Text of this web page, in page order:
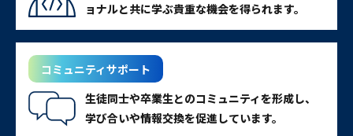
ョナルと共に学ぶ貴重な機会を得られます。
コミュニティサポート
生徒同士や卒業生とのコミュニティを形成し、
学び合いや情報交換を促進しています。